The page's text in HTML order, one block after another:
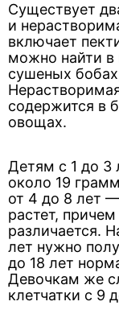
Существует
и
включает
можно найти в
сушеных
содержится в
овощах.
Детям с 1 до 3
около 19
от 4 до 8 лет
растет,
различается.
лет нужно
до 18 лет
Девочкам же
клетчатки с 9